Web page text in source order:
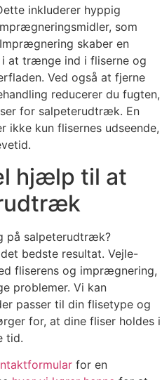
inkluderer hyppig
som
skaber en
at trænge ind i fliserne og
Ved også at fjerne
reducerer du fugten,
for salpeterudtræk. En
ikke kun flisernes udseende,
hjælp til at
på salpeterudtræk?
bedste resultat. Vejle-
fliserens og imprægnering,
problemer. Vi kan
passer til din flisetype og
for, at dine fliser holdes i
tid.
for en